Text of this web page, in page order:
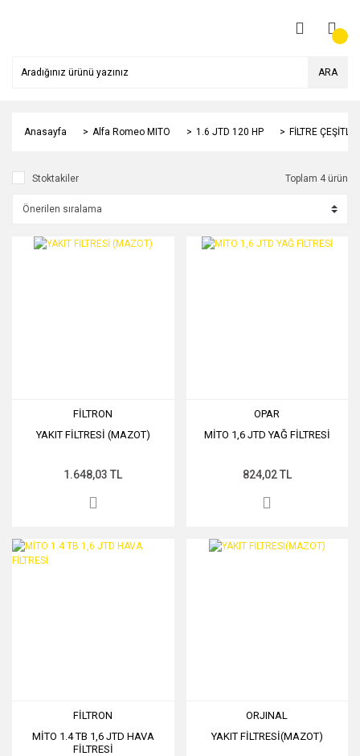
ARA
Anasayfa Alfa Romeo MITO 1.6 JTD 120 HP FİLTRE
Stoktakiler Toplam 4 ürün
FİLTRON
YAKIT FİLTRESİ (MAZOT)
1.648,03 TL
OPAR
MİTO 1,6 JTD YAĞ FİLTRESİ
824,02 TL
FİLTRON
MİTO 1.4 TB 1,6 JTD HAVA
FİLTRESİ
ORJINAL
YAKIT FİLTRESİ(MAZOT)